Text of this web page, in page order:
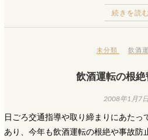
続きを読
未分類 飲酒
飲酒運転の根
2008年1月7
日ごろ交通指導や取り締まりにあた
あり、今年も飲酒運転の根絶や事故防